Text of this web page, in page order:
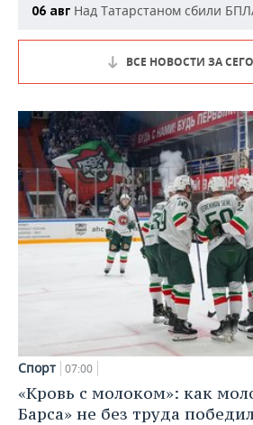
06 авг Над Татарстаном сбили
ВСЕ НОВОСТИ ЗА
Спорт 07:00
«Кровь с молоком»: как
Барса» не без труда